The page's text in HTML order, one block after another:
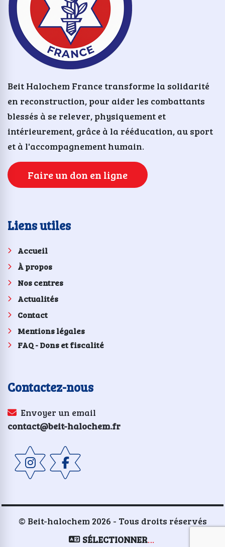
Beit Halochem France transforme la solidarité
en reconstruction, pour aider les combattants
blessés à se relever, physiquement et
intérieurement, grâce à la rééducation, au sport
et à l'accompagnement humain.
Faire un don en ligne
Liens utiles
Accueil
À propos
Nos centres
Actualités
Contact
Mentions légales
FAQ - Dons et fiscalité
Contactez-nous
Envoyer un email
contact@beit-halochem.fr
© Beit-halochem 2026 - Tous droits réservés
SÉLECTIONNER UNE LANGUE